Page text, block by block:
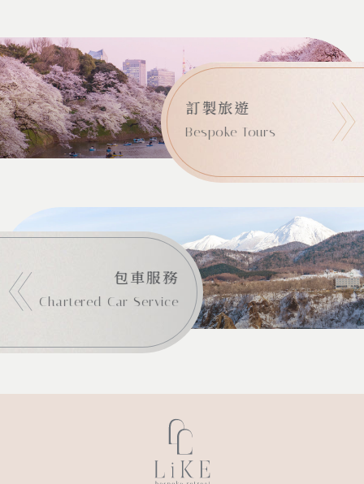
訂製旅遊
Bespoke Tours
包車服務
Chartered Car Service